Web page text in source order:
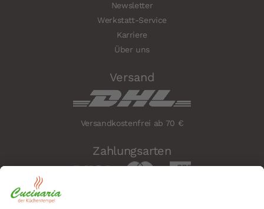
Newsletter
Werkstatt-Service
Karriere
Über uns
Versand
Versandkostenfrei ab 70 €
Zahlungsarten